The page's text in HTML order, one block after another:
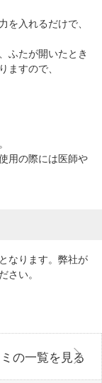
入れるだけで、
ふたが開いたとき
すので、
用の際には医師や
なります。弊社が
さい。
の一覧を見る